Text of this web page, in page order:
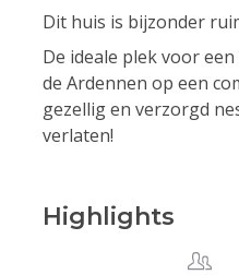
Dit huis is bijzonder
De ideale plek voor
de Ardennen op een
gezellig en verzorgd
verlaten!
Highlights